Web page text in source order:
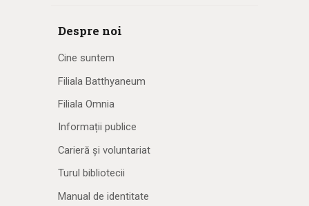
Despre noi
Cine suntem
Filiala Batthyaneum
Filiala Omnia
Informații publice
Carieră și voluntariat
Turul bibliotecii
Manual de identitate